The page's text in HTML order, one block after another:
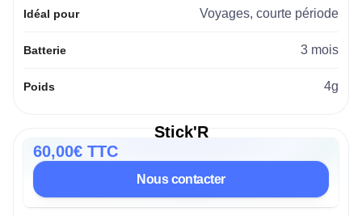
Idéal pour Voyages, courte période
Batterie 3 mois
Poids 4g
Stick'R
60,00€ TTC
Nous contacter